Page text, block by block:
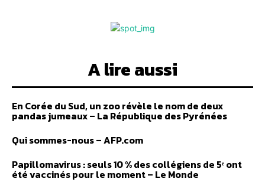
A lire aussi
En Corée du Sud, un zoo révèle le nom de deux
pandas jumeaux – La République des Pyrénées
Qui sommes-nous – AFP.com
Papillomavirus : seuls 10 % des collégiens de 5ᵉ ont
été vaccinés pour le moment – Le Monde